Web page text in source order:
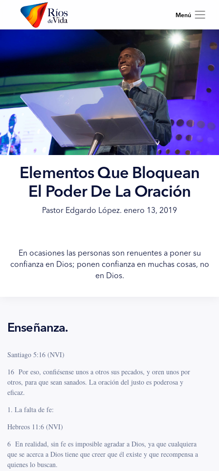
Elementos Que Bloquean
El Poder De La Oración
Pastor Edgardo López. enero 13, 2019
En ocasiones las personas son renuentes a poner su
confianza en Dios; ponen confianza en muchas cosas, no
en Dios.
Enseñanza.
Santiago 5:16 (NVI)
16 Por eso, confiésense unos a otros sus pecados, y oren unos por
otros, para que sean sanados. La oración del justo es poderosa y
eficaz.
1. La falta de fe:
Hebreos 11:6 (NVI)
6 En realidad, sin fe es imposible agradar a Dios, ya que cualquiera
que se acerca a Dios tiene que creer que él existe y que recompensa a
quienes lo buscan.